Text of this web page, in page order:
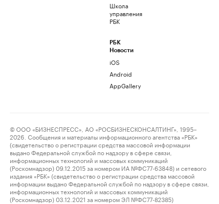
Школа
управления
РБК
РБК
Новости
iOS
Android
AppGallery
© ООО «БИЗНЕСПРЕСС», АО «РОСБИЗНЕСКОНСАЛТИНГ», 1995–
2026. Сообщения и материалы информационного агентства «РБК»
(свидетельство о регистрации средства массовой информации
выдано Федеральной службой по надзору в сфере связи,
информационных технологий и массовых коммуникаций
(Роскомнадзор) 09.12.2015 за номером ИА №ФС77-63848) и сетевого
издания «РБК» (свидетельство о регистрации средства массовой
информации выдано Федеральной службой по надзору в сфере связи,
информационных технологий и массовых коммуникаций
(Роскомнадзор) 03.12.2021 за номером ЭЛ №ФС77-82385)